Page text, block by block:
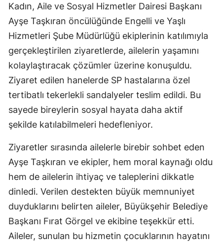
Kadın, Aile ve Sosyal Hizmetler Dairesi Başkanı
Ayşe Taşkıran öncülüğünde Engelli ve Yaşlı
Hizmetleri Şube Müdürlüğü ekiplerinin katılımıyla
gerçekleştirilen ziyaretlerde, ailelerin yaşamını
kolaylaştıracak çözümler üzerine konuşuldu.
Ziyaret edilen hanelerde SP hastalarına özel
tertibatlı tekerlekli sandalyeler teslim edildi. Bu
sayede bireylerin sosyal hayata daha aktif
şekilde katılabilmeleri hedefleniyor.
Ziyaretler sırasında ailelerle birebir sohbet eden
Ayşe Taşkıran ve ekipler, hem moral kaynağı oldu
hem de ailelerin ihtiyaç ve taleplerini dikkatle
dinledi. Verilen destekten büyük memnuniyet
duyduklarını belirten aileler, Büyükşehir Belediye
Başkanı Fırat Görgel ve ekibine teşekkür etti.
Aileler, sunulan bu hizmetin çocuklarının hayatını